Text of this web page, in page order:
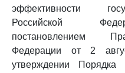
эффективности
Российской
постановлением
Федерации от 2
утверждении Порядка